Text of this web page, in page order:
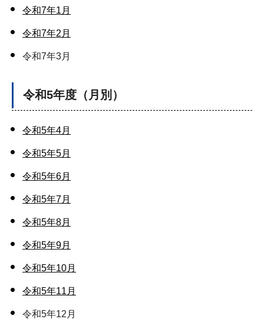
令和7年1月
令和7年2月
令和7年3月
令和5年度（月別）
令和5年4月
令和5年5月
令和5年6月
令和5年7月
令和5年8月
令和5年9月
令和5年10月
令和5年11月
令和5年12月